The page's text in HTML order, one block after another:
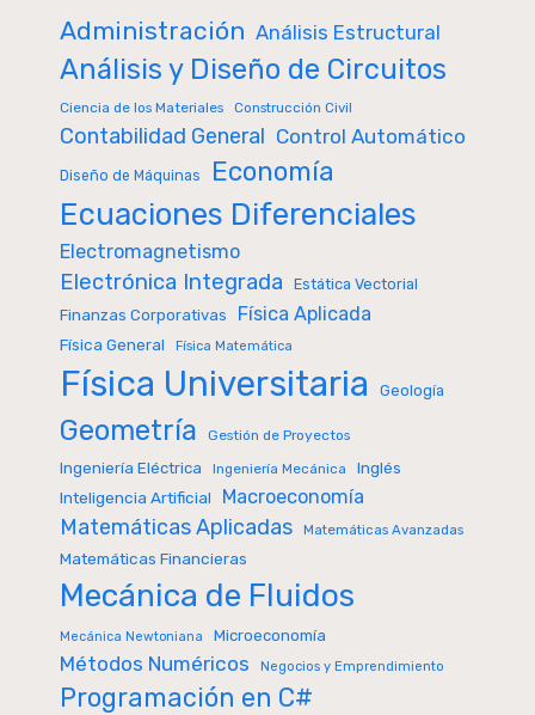
Administración Análisis Estructural
Análisis y Diseño de Circuitos
Ciencia de los Materiales Construcción Civil
Contabilidad General Control Automático
Diseño de Máquinas Economía
Ecuaciones Diferenciales
Electromagnetismo
Electrónica Integrada
Estática Vectorial
Finanzas Corporativas
Física Aplicada
Física General Física Matemática
Física Universitaria Geología
Geometría Gestión de Proyectos
Ingeniería Eléctrica Ingeniería Mecánica
Inglés
Inteligencia Artificial
Macroeconomía
Matemáticas Aplicadas Matemáticas Avanzadas
Matemáticas Financieras
Mecánica de Fluidos
Mecánica Newtoniana Microeconomía
Métodos Numéricos Negocios y Emprendimiento
Programación en C#